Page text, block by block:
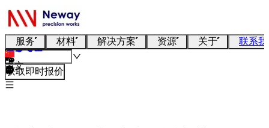
服务 材料 解决方案 资源 关于 联系
中文
获取即时报价